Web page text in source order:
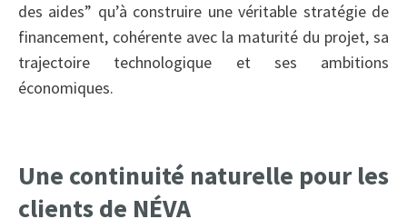
des aides” qu’à construire une véritable stratégie de
financement, cohérente avec la maturité du projet, sa
trajectoire technologique et ses ambitions
économiques.
Une continuité naturelle pour les
clients de NÉVA